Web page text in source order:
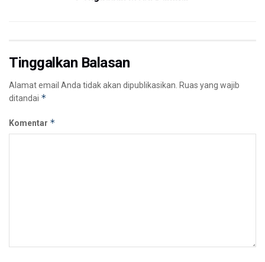
Tinggalkan Balasan
Alamat email Anda tidak akan dipublikasikan. Ruas yang wajib
ditandai *
Komentar *